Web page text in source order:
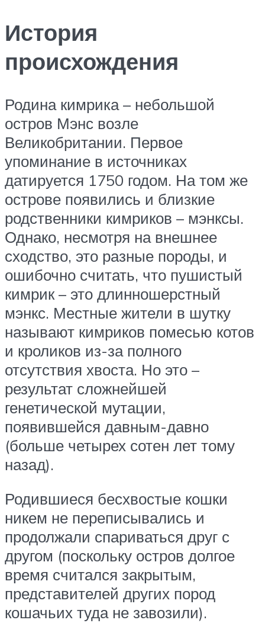
История
происхождения
Родина кимрика – небольшой
остров Мэнс возле
Великобритании. Первое
упоминание в источниках
датируется 1750 годом. На том же
острове появились и близкие
родственники кимриков – мэнксы.
Однако, несмотря на внешнее
сходство, это разные породы, и
ошибочно считать, что пушистый
кимрик – это длинношерстный
мэнкс. Местные жители в шутку
называют кимриков помесью котов
и кроликов из-за полного
отсутствия хвоста. Но это –
результат сложнейшей
генетической мутации,
появившейся давным-давно
(больше четырех сотен лет тому
назад).
Родившиеся бесхвостые кошки
никем не переписывались и
продолжали спариваться друг с
другом (поскольку остров долгое
время считался закрытым,
представителей других пород
кошачьих туда не завозили).